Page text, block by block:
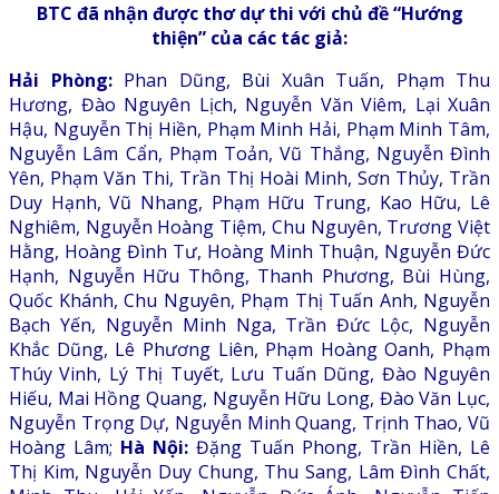
BTC đã nhận được thơ dự thi với chủ đề “Hướng
thiện” của các tác giả:
Hải Phòng:Phan Dũng, Bùi Xuân Tuấn, Phạm Thu
Hương, Đào Nguyên Lịch, Nguyễn Văn Viêm, Lại Xuân
Hậu, Nguyễn Thị Hiền, Phạm Minh Hải, Phạm Minh Tâm,
Nguyễn Lâm Cẩn, Phạm Toản, Vũ Thắng, Nguyễn Đình
Yên, Phạm Văn Thi, Trần Thị Hoài Minh, Sơn Thủy, Trần
Duy Hạnh, Vũ Nhang, Phạm Hữu Trung, Kao Hữu, Lê
Nghiêm, Nguyễn Hoàng Tiệm, Chu Nguyên, Trương Việt
Hằng, Hoàng Đình Tư, Hoàng Minh Thuận, Nguyễn Đức
Hạnh, Nguyễn Hữu Thông, Thanh Phương, Bùi Hùng,
Quốc Khánh, Chu Nguyên, Phạm Thị Tuấn Anh, Nguyễn
Bạch Yến, Nguyễn Minh Nga, Trần Đức Lộc, Nguyễn
Khắc Dũng, Lê Phương Liên, Phạm Hoàng Oanh, Phạm
Thúy Vinh, Lý Thị Tuyết, Lưu Tuấn Dũng, Đào Nguyên
Hiếu, Mai Hồng Quang, Nguyễn Hữu Long, Đào Văn Lục,
Nguyễn Trọng Dự, Nguyễn Minh Quang, Trịnh Thao, Vũ
Hoàng Lâm; Hà Nội: Đặng Tuấn Phong, Trần Hiền, Lê
Thị Kim, Nguyễn Duy Chung, Thu Sang, Lâm Đình Chất,